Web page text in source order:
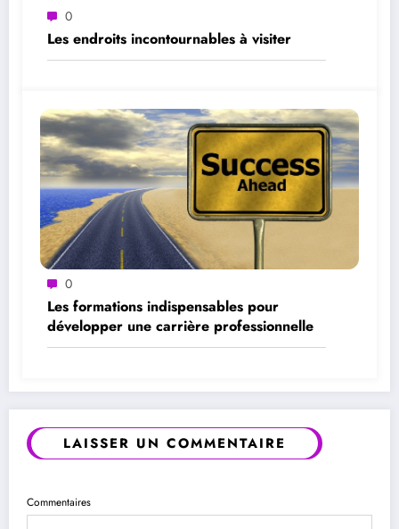
0
Les endroits incontournables à visiter
0
Les formations indispensables pour
développer une carrière professionnelle
LAISSER UN COMMENTAIRE
Commentaires